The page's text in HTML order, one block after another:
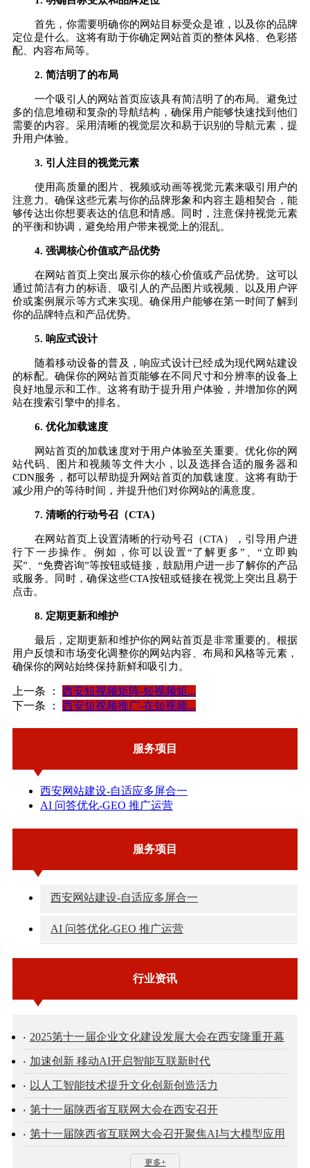
首先，你需要明确你的网站目标受众是谁，以及你的品牌
定位是什么。这将有助于你确定网站首页的整体风格、色彩搭
配、内容布局等。
2. 简洁明了的布局
一个吸引人的网站首页应该具有简洁明了的布局。避免过
多的信息堆砌和复杂的导航结构，确保用户能够快速找到他们
需要的内容。采用清晰的视觉层次和易于识别的导航元素，提
升用户体验。
3. 引人注目的视觉元素
使用高质量的图片、视频或动画等视觉元素来吸引用户的
注意力。确保这些元素与你的品牌形象和内容主题相契合，能
够传达出你想要表达的信息和情感。同时，注意保持视觉元素
的平衡和协调，避免给用户带来视觉上的混乱。
4. 强调核心价值或产品优势
在网站首页上突出展示你的核心价值或产品优势。这可以
通过简洁有力的标语、吸引人的产品图片或视频、以及用户评
价或案例展示等方式来实现。确保用户能够在第一时间了解到
你的品牌特点和产品优势。
5. 响应式设计
随着移动设备的普及，响应式设计已经成为现代网站建设
的标配。确保你的网站首页能够在不同尺寸和分辨率的设备上
良好地显示和工作。这将有助于提升用户体验，并增加你的网
站在搜索引擎中的排名。
6. 优化加载速度
网站首页的加载速度对于用户体验至关重要。优化你的网
站代码、图片和视频等文件大小，以及选择合适的服务器和
CDN服务，都可以帮助提升网站首页的加载速度。这将有助于
减少用户的等待时间，并提升他们对你网站的满意度。
7. 清晰的行动号召（CTA）
在网站首页上设置清晰的行动号召（CTA），引导用户进
行下一步操作。例如，你可以设置“了解更多”、“立即购
买”、“免费咨询”等按钮或链接，鼓励用户进一步了解你的产品
或服务。同时，确保这些CTA按钮或链接在视觉上突出且易于
点击。
8. 定期更新和维护
最后，定期更新和维护你的网站首页是非常重要的。根据
用户反馈和市场变化调整你的网站内容、布局和风格等元素，
确保你的网站始终保持新鲜和吸引力。
上一条 ：
西安短视频矩阵-短视频矩...
下一条 ：
西安短视频推广-在短视频...
服务项目
西安网站建设-自适应多屏合一
AI 问答优化-GEO 推广运营
服务项目
西安网站建设-自适应多屏合一
AI 问答优化-GEO 推广运营
行业资讯
2025第十一届企业文化建设发展大会在西安隆重开幕
加速创新 移动AI开启智能互联新时代
以人工智能技术提升文化创新创造活力
第十一届陕西省互联网大会在西安召开
第十一届陕西省互联网大会召开聚焦AI与大模型应用
更多+